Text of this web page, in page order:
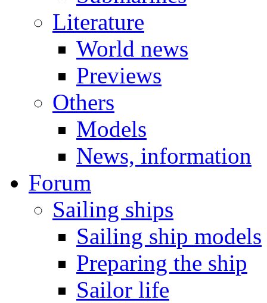
Literature
World news
Previews
Others
Models
News, information
Forum
Sailing ships
Sailing ship models
Preparing the ship
Sailor life